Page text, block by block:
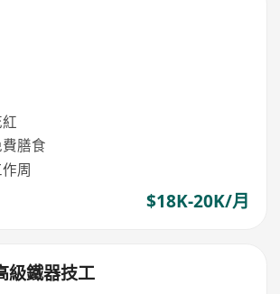
膳食
周
$18K-20K/月
級鐵器技工